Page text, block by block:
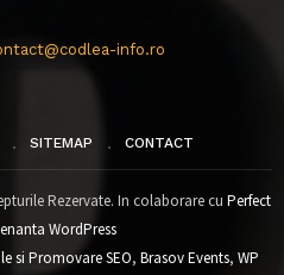
info.ro
SITEMAP CONTACT
Rezervate. In colaborare cu Perfect
WordPress
si Promovare SEO, Brasov Events, WP